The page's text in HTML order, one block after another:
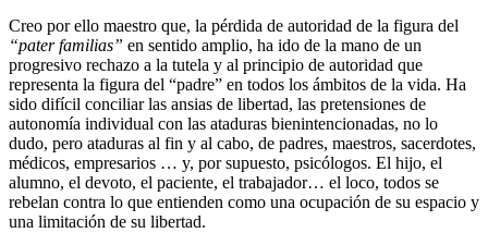
Creo por ello maestro que, la pérdida de autoridad de la figura del
“pater familias” en sentido amplio, ha ido de la mano de un
progresivo rechazo a la tutela y al principio de autoridad que
representa la figura del “padre” en todos los ámbitos de la vida. Ha
sido difícil conciliar las ansias de libertad, las pretensiones de
autonomía individual con las ataduras bienintencionadas, no lo
dudo, pero ataduras al fin y al cabo, de padres, maestros, sacerdotes,
médicos, empresarios … y, por supuesto, psicólogos. El hijo, el
alumno, el devoto, el paciente, el trabajador… el loco, todos se
rebelan contra lo que entienden como una ocupación de su espacio y
una limitación de su libertad.